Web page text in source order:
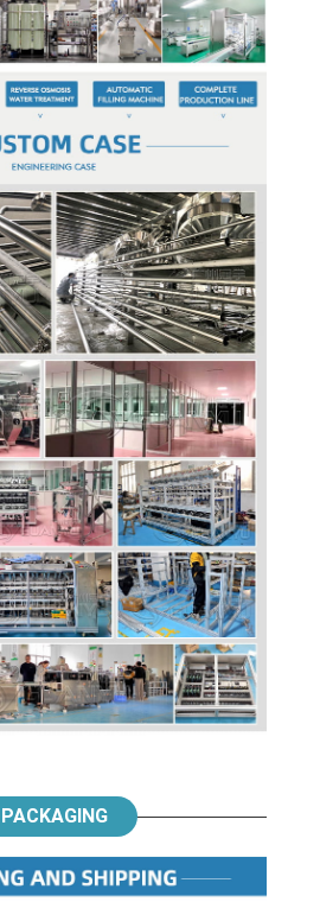
PACKAGING